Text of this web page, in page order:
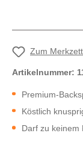
Zum
Artikelnummer:
Premium-
Köstlich
Darf zu keinem